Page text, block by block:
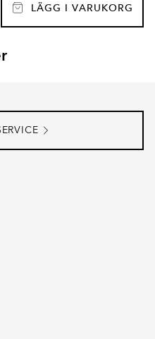
LÄGG I VARUKORG